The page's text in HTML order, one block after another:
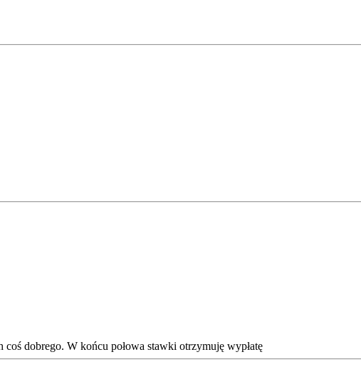
dobrego. W końcu połowa stawki otrzymuję wypłatę